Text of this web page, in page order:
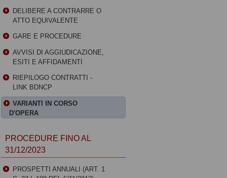
DELIBERE A CONTRARRE O
ATTO EQUIVALENTE
GARE E PROCEDURE
AVVISI DI AGGIUDICAZIONE,
ESITI E AFFIDAMENTI
RIEPILOGO CONTRATTI -
LINK BDNCP
VARIANTI IN CORSO
D'OPERA
PROCEDURE FINO AL
31/12/2023
PROSPETTI ANNUALI (ART. 1